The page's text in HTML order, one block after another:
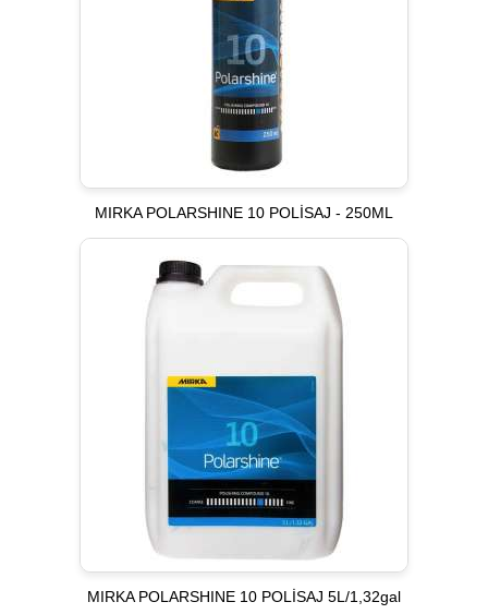
MIRKA POLARSHINE 10 POLİSAJ - 250ML
MIRKA POLARSHINE 10 POLİSAJ 5L/1,32gal